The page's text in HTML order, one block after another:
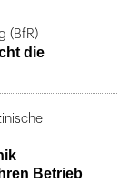
(BfR)
die
Betrieb